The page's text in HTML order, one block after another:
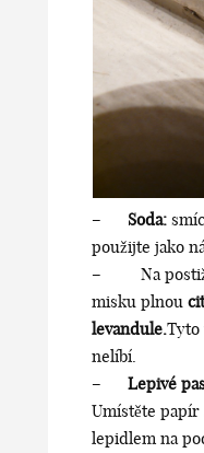
– Soda:
použijte jako
– Na
misku plnou
levandule.Tyto
nelíbí.
– Lepivé
Umístěte papír
lepidlem na